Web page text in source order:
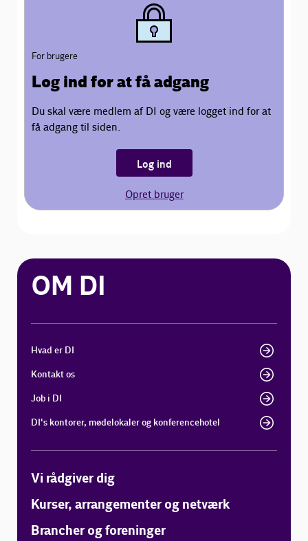
For brugere
Log ind for at få adgang
Du skal være medlem af DI og være logget ind for at
få adgang til siden.
Log ind
Opret bruger
OM DI
Hvad er DI
Kontakt os
Job i DI
DI's kontorer, mødelokaler og konferencehotel
Vi rådgiver dig
Kurser, arrangementer og netværk
Brancher og foreninger